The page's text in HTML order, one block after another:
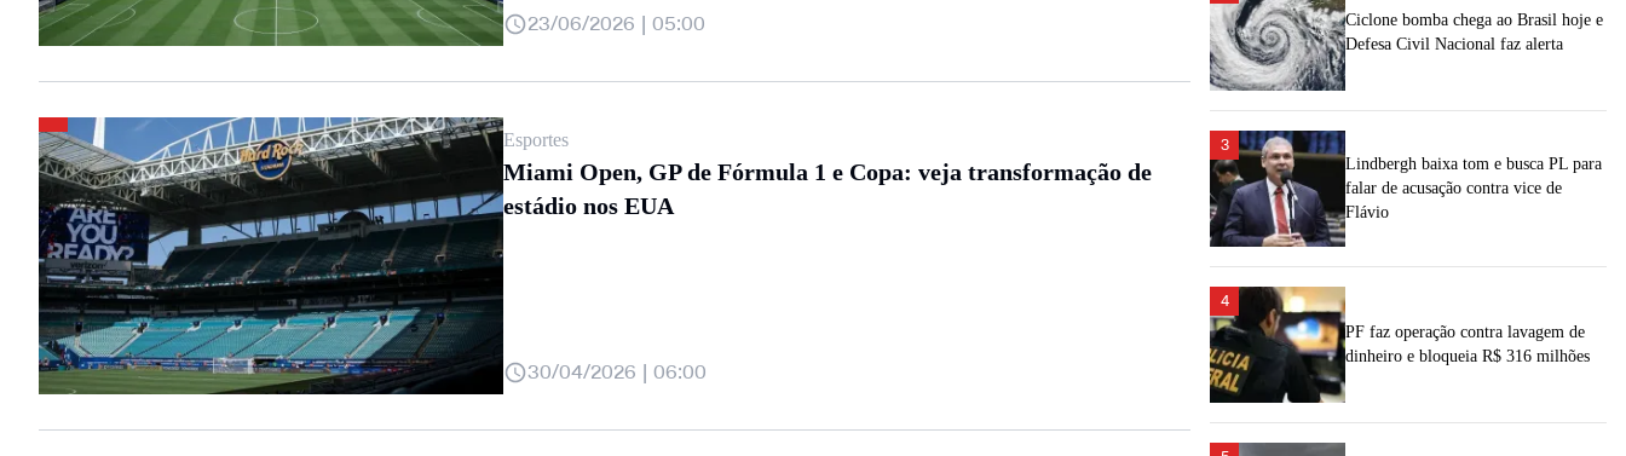
23/06/2026 | 05:00
Esportes
Miami Open, GP de Fórmula 1 e Copa: veja transformação de
estádio nos EUA
30/04/2026 | 06:00
Ciclone bomba chega ao Brasil hoje e
Defesa Civil Nacional faz alerta
3
Lindbergh baixa tom e busca PL para
falar de acusação contra vice de
Flávio
4
PF faz operação contra lavagem de
dinheiro e bloqueia R$ 316 milhões